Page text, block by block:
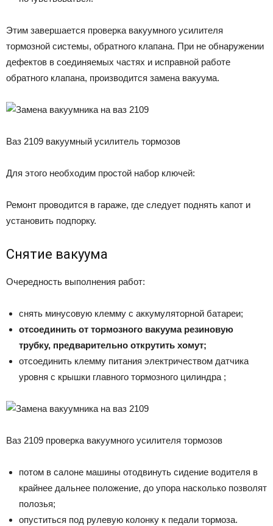
Этим завершается проверка вакуумного усилителя
тормозной системы, обратного клапана. При не обнаружении
дефектов в соединяемых частях и исправной работе
обратного клапана, производится замена вакуума.
Ваз 2109 вакуумный усилитель тормозов
Для этого необходим простой набор ключей:
Ремонт проводится в гараже, где следует поднять капот и
установить подпорку.
Снятие вакуума
Очередность выполнения работ:
снять минусовую клемму с аккумуляторной батареи;
отсоединить от тормозного вакуума резиновую
трубку, предварительно открутить хомут;
отсоединить клемму питания электричеством датчика
уровня с крышки главного тормозного цилиндра ;
Ваз 2109 проверка вакуумного усилителя тормозов
потом в салоне машины отодвинуть сидение водителя в
крайнее дальнее положение, до упора насколько позволят
полозья;
опуститься под рулевую колонку к педали тормоза.